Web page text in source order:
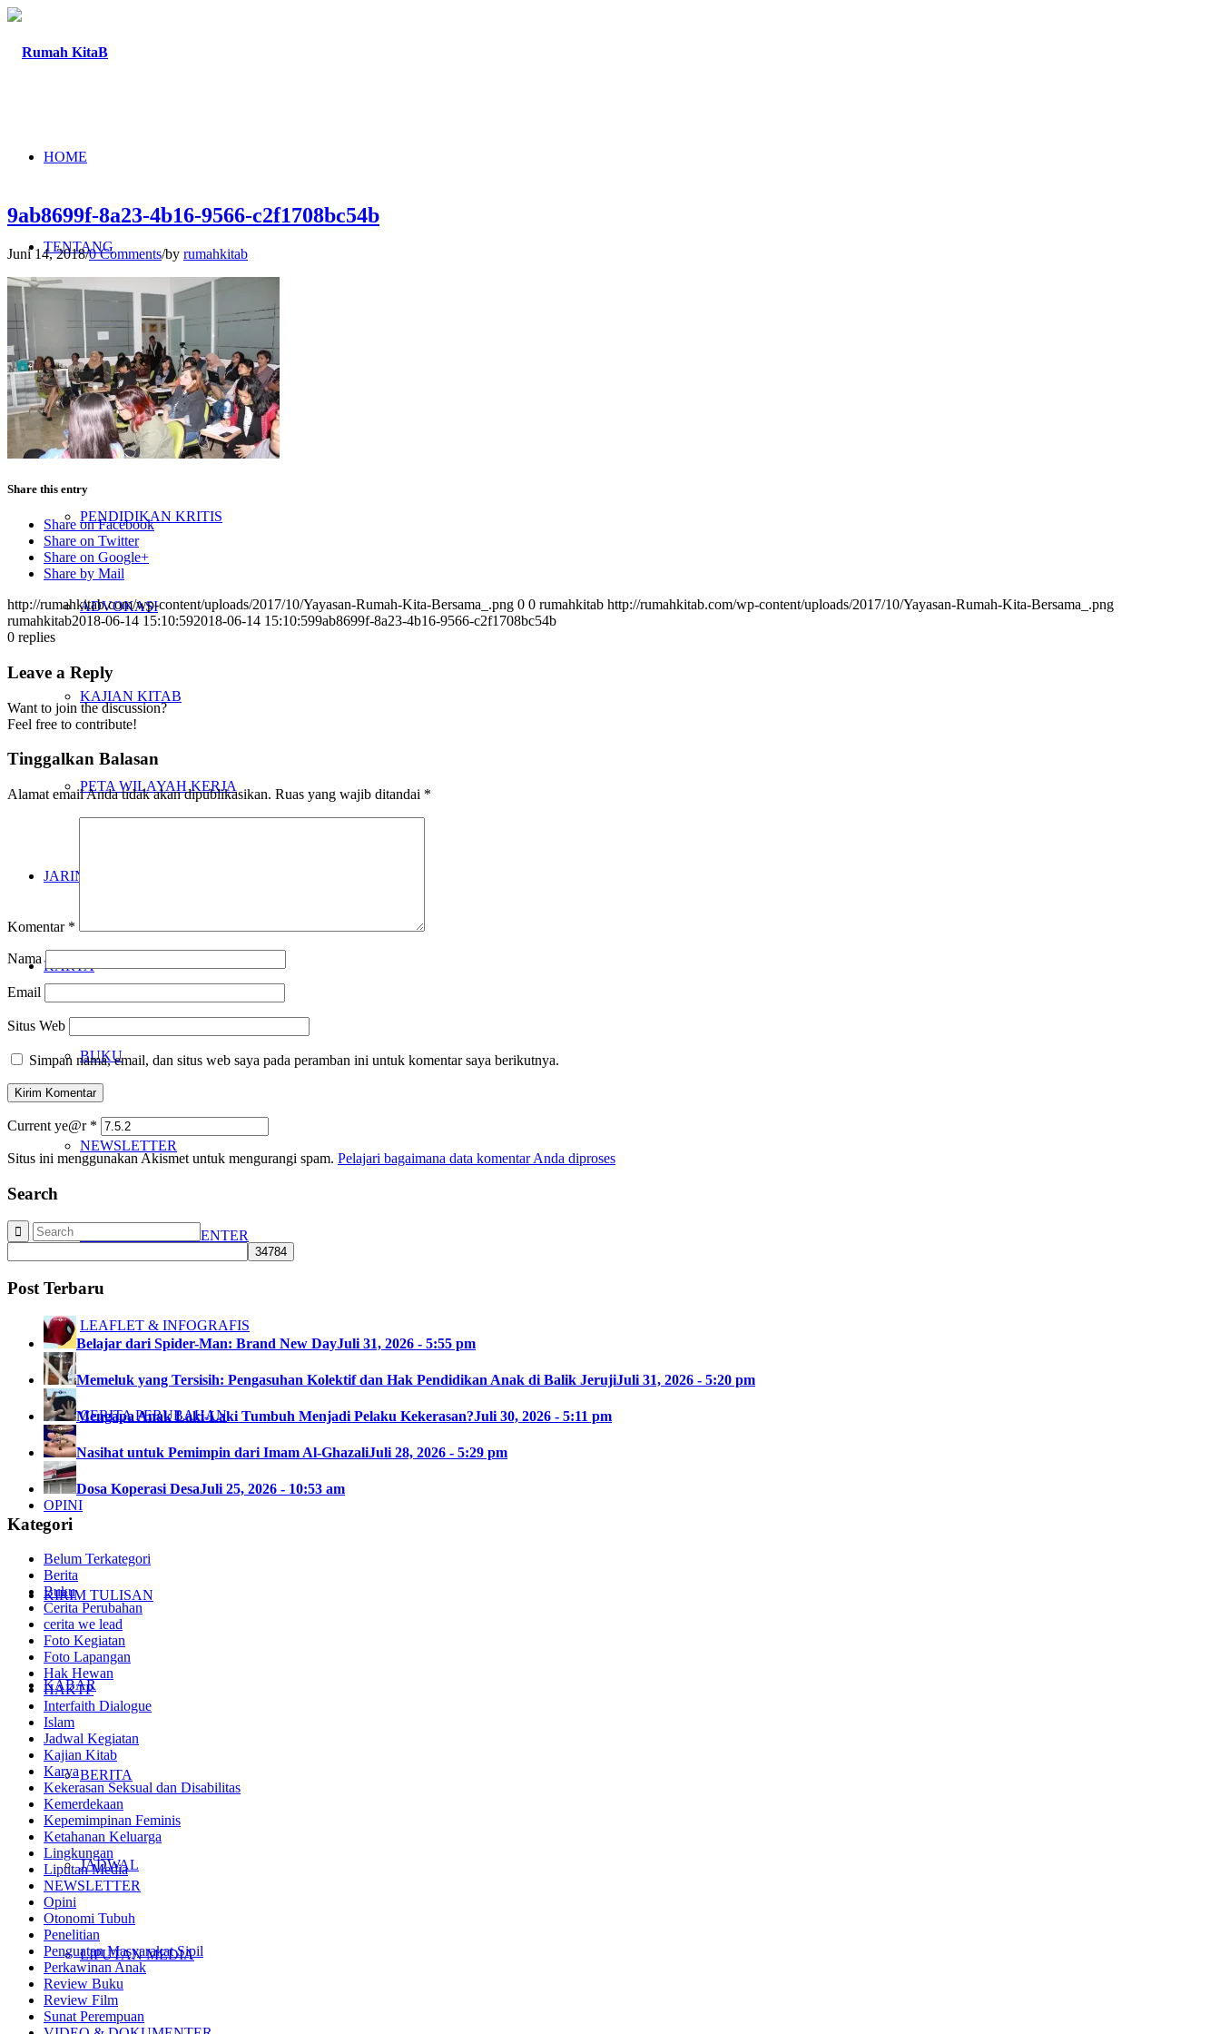
HOME
TENTANG
PROGRAM
PENELITIAN
PENDIDIKAN KRITIS
ADVOKASI
KAJIAN KITAB
PETA WILAYAH KERJA
JARINGAN
KARYA
BUKU
NEWSLETTER
VIDEO & DOKUMENTER
LEAFLET & INFOGRAFIS
CERITA PERUBAHAN
OPINI
KIRIM TULISAN
KABAR
BERITA
JADWAL
LIPUTAN MEDIA
9ab8699f-8a23-4b16-9566-c2f1708bc54b
Juni 14, 2018/0 Comments/by rumahkitab
Share this entry
Share on Facebook
Share on Twitter
Share on Google+
Share by Mail
http://rumahkitab.com/wp-content/uploads/2017/10/Yayasan-Rumah-Kita-Bersama_.png 0 0 rumahkitab http://rumahkitab.com/wp-content/uploads/2017/10/Yayasan-Rumah-Kita-Bersama_.png
rumahkitab2018-06-14 15:10:592018-06-14 15:10:599ab8699f-8a23-4b16-9566-c2f1708bc54b
0 replies
Leave a Reply
Want to join the discussion?
Feel free to contribute!
Tinggalkan Balasan
Alamat email Anda tidak akan dipublikasikan. Ruas yang wajib ditandai *
Komentar *
Nama
Email
Situs Web
Simpan nama, email, dan situs web saya pada peramban ini untuk komentar saya berikutnya.
Current ye@r *
Situs ini menggunakan Akismet untuk mengurangi spam. Pelajari bagaimana data komentar Anda diproses
Search
Post Terbaru
Belajar dari Spider-Man: Brand New DayJuli 31, 2026 - 5:55 pm
Memeluk yang Tersisih: Pengasuhan Kolektif dan Hak Pendidikan Anak di Balik JerujiJuli 31, 2026 - 5:20 pm
Mengapa Anak Laki-Laki Tumbuh Menjadi Pelaku Kekerasan?Juli 30, 2026 - 5:11 pm
Nasihat untuk Pemimpin dari Imam Al-GhazaliJuli 28, 2026 - 5:29 pm
Dosa Koperasi DesaJuli 25, 2026 - 10:53 am
Kategori
Belum Terkategori
Berita
Buku
Cerita Perubahan
cerita we lead
Foto Kegiatan
Foto Lapangan
Hak Hewan
HAKTP
Interfaith Dialogue
Islam
Jadwal Kegiatan
Kajian Kitab
Karya
Kekerasan Seksual dan Disabilitas
Kemerdekaan
Kepemimpinan Feminis
Ketahanan Keluarga
Lingkungan
Liputan Media
NEWSLETTER
Opini
Otonomi Tubuh
Penelitian
Penguatan Masyarakat Sipil
Perkawinan Anak
Review Buku
Review Film
Sunat Perempuan